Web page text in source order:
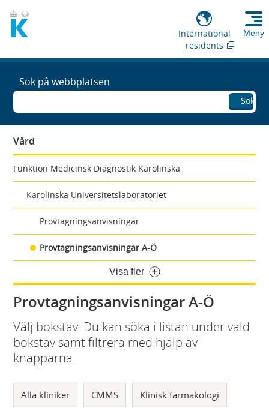
International
residents
Meny
Sök på webbplatsen
Sök
Vård
Funktion Medicinsk Diagnostik Karolinska
Karolinska Universitetslaboratoriet
Provtagningsanvisningar
Provtagningsanvisningar A-Ö
Visa fler
Provtagningsanvisningar A-Ö
Välj bokstav. Du kan söka i listan under vald
bokstav samt filtrera med hjälp av
knapparna.
Alla kliniker CMMS Klinisk farmakologi